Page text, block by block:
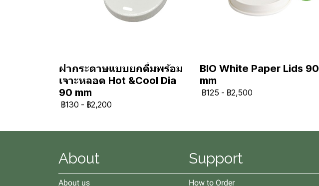
ฝากระดาษแบบยกดื่มพร้อม
เจาะหลอด Hot &Cool Dia
90 mm
฿130 - ฿2,200
BIO White Paper Lids 90
mm
฿125 - ฿2,500
About
About us
Support
How to Order